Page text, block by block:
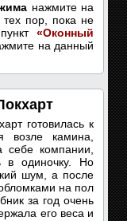
нажмите на
тех пор, пока не
«Оконный
на данный
готовилась к
возле камина,
компании,
в одиночку. Но
шум, а после
на пол
за год очень
его веса и